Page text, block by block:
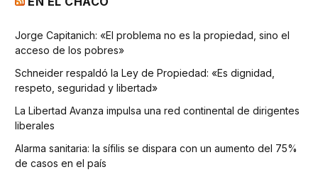
Jorge Capitanich: «El problema no es la propiedad, sino el
acceso de los pobres»
Schneider respaldó la Ley de Propiedad: «Es dignidad,
respeto, seguridad y libertad»
La Libertad Avanza impulsa una red continental de dirigentes
liberales
Alarma sanitaria: la sífilis se dispara con un aumento del 75%
de casos en el país